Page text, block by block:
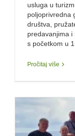
usluga u
poljoprivredna
društva,
predavanjima i
s početkom u
Pročitaj više